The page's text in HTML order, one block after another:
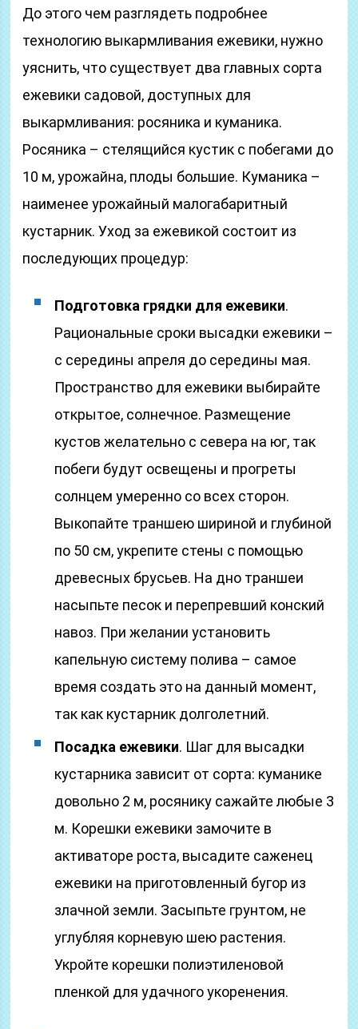
До этого чем разглядеть подробнее
технологию выкармливания ежевики, нужно
уяснить, что существует два главных сорта
ежевики садовой, доступных для
выкармливания: росяника и куманика.
Росяника – стелящийся кустик с побегами до
10 м, урожайна, плоды большие. Куманика –
наименее урожайный малогабаритный
кустарник. Уход за ежевикой состоит из
последующих процедур:
Подготовка грядки для ежевики.
Рациональные сроки высадки ежевики –
с середины апреля до середины мая.
Пространство для ежевики выбирайте
открытое, солнечное. Размещение
кустов желательно с севера на юг, так
побеги будут освещены и прогреты
солнцем умеренно со всех сторон.
Выкопайте траншею шириной и глубиной
по 50 см, укрепите стены с помощью
древесных брусьев. На дно траншеи
насыпьте песок и перепревший конский
навоз. При желании установить
капельную систему полива – самое
время создать это на данный момент,
так как кустарник долголетний.
Посадка ежевики. Шаг для высадки
кустарника зависит от сорта: куманике
довольно 2 м, росянику сажайте любые 3
м. Корешки ежевики замочите в
активаторе роста, высадите саженец
ежевики на приготовленный бугор из
злачной земли. Засыпьте грунтом, не
углубляя корневую шею растения.
Укройте корешки полиэтиленовой
пленкой для удачного укоренения.